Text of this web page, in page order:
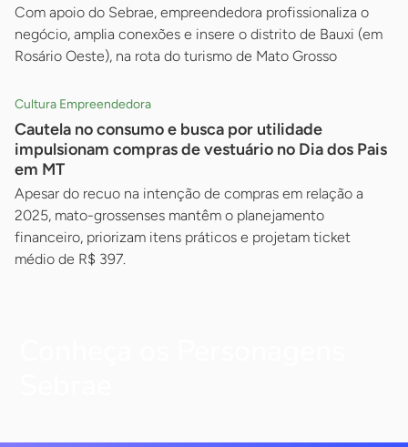
Com apoio do Sebrae, empreendedora profissionaliza o
negócio, amplia conexões e insere o distrito de Bauxi (em
Rosário Oeste), na rota do turismo de Mato Grosso
Cultura Empreendedora
Cautela no consumo e busca por utilidade
impulsionam compras de vestuário no Dia dos Pais
em MT
Apesar do recuo na intenção de compras em relação a
2025, mato-grossenses mantêm o planejamento
financeiro, priorizam itens práticos e projetam ticket
médio de R$ 397.